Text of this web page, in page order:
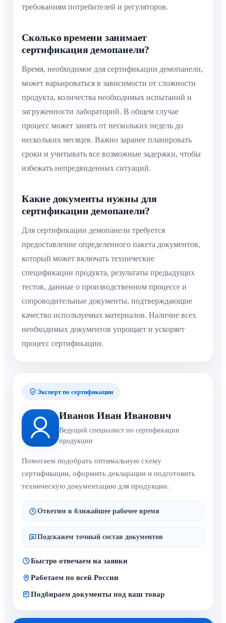
требованиям потребителей и регуляторов.
Сколько времени занимает
сертификация демопанели?
Время, необходимое для сертификации демопанели,
может варьироваться в зависимости от сложности
продукта, количества необходимых испытаний и
загруженности лабораторий. В общем случае
процесс может занять от нескольких недель до
нескольких месяцев. Важно заранее планировать
сроки и учитывать все возможные задержки, чтобы
избежать непредвиденных ситуаций.
Какие документы нужны для
сертификации демопанели?
Для сертификации демопанели требуется
предоставление определенного пакета документов,
который может включать технические
спецификации продукта, результаты предыдущих
тестов, данные о производственном процессе и
сопроводительные документы, подтверждающие
качество используемых материалов. Наличие всех
необходимых документов упрощает и ускоряет
процесс сертификации.
Эксперт по сертификации
Иванов Иван Иванович
Ведущий специалист по сертификации
продукции
Помогаем подобрать оптимальную схему
сертификации, оформить декларации и подготовить
техническую документацию для продукции.
Ответим в ближайшее рабочее время
Подскажем точный состав документов
Быстро отвечаем на заявки
Работаем по всей России
Подбираем документы под ваш товар